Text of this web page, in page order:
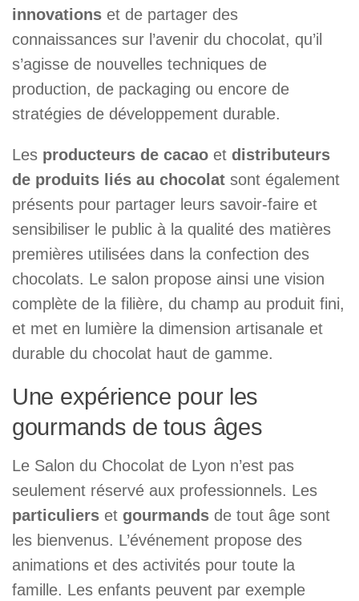
innovations et de partager des
connaissances sur l’avenir du chocolat, qu’il
s’agisse de nouvelles techniques de
production, de packaging ou encore de
stratégies de développement durable.
Les producteurs de cacao et distributeurs
de produits liés au chocolat sont également
présents pour partager leurs savoir-faire et
sensibiliser le public à la qualité des matières
premières utilisées dans la confection des
chocolats. Le salon propose ainsi une vision
complète de la filière, du champ au produit fini,
et met en lumière la dimension artisanale et
durable du chocolat haut de gamme.
Une expérience pour les
gourmands de tous âges
Le Salon du Chocolat de Lyon n’est pas
seulement réservé aux professionnels. Les
particuliers et gourmands de tout âge sont
les bienvenus. L’événement propose des
animations et des activités pour toute la
famille. Les enfants peuvent par exemple